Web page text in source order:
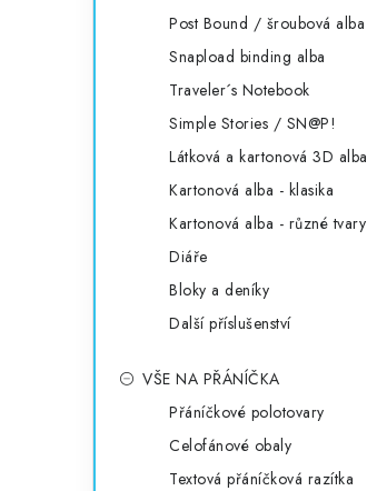
Post Bound / šroubová alba
Snapload binding alba
Traveler´s Notebook
Simple Stories / SN@P!
Látková a kartonová 3D alba
Kartonová alba - klasika
Kartonová alba - různé tvary
Diáře
Bloky a deníky
Další příslušenství
VŠE NA PŘÁNÍČKA
Přáníčkové polotovary
Celofánové obaly
Textová přáníčková razítka